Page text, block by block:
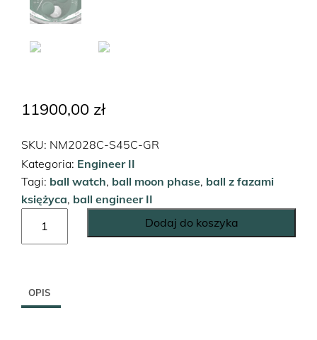
11900,00 zł
SKU: NM2028C-S45C-GR
Kategoria: Engineer II
Tagi: ball watch, ball moon phase, ball z fazami
księżyca, ball engineer II
Engineer
Phase
Chronometer
Dodaj do koszyka
OPIS